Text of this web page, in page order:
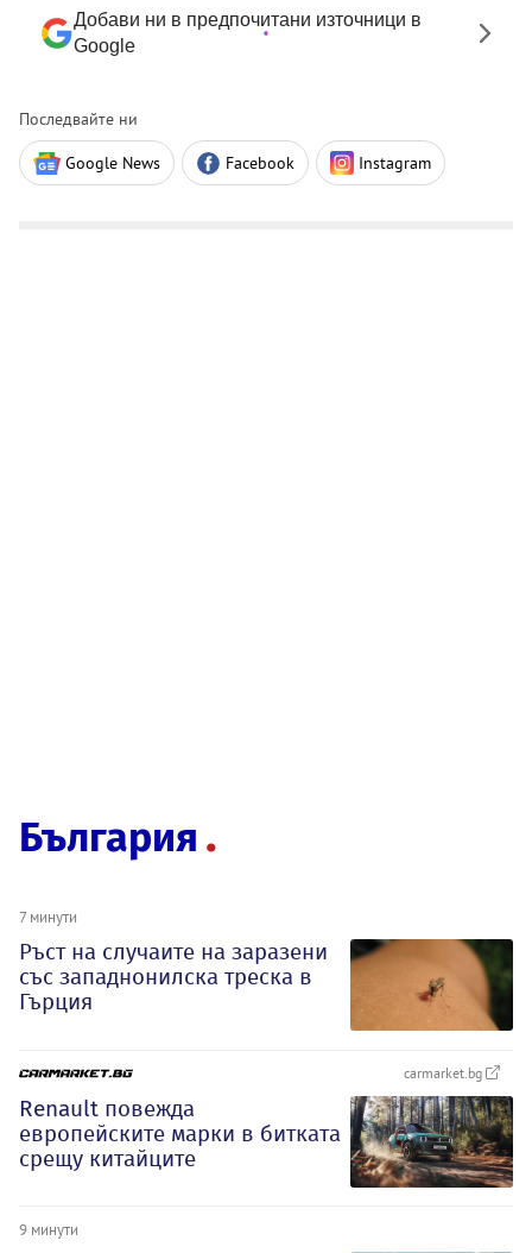
Добави ни в предпочитани източници в
Google
Последвайте ни
Google News Facebook Instagram
България
7 минути
Ръст на случаите на заразени
със западнонилска треска в
Гърция
carmarket.bg
Renault повежда
европейските марки в битката
срещу китайците
9 минути